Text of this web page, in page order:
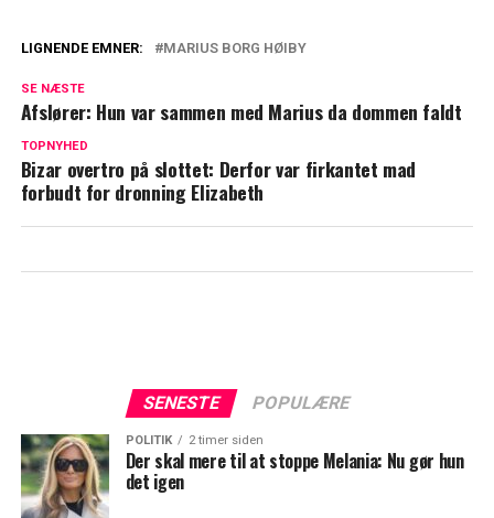
er flygtet ud af landet
gang efter sønnens skandale
LIGNENDE EMNER: MARIUS BORG HØIBY
SE NÆSTE
Afslører: Hun var sammen med Marius da dommen faldt
TOPNYHED
Bizar overtro på slottet: Derfor var firkantet mad
forbudt for dronning Elizabeth
SENESTE POPULÆRE
POLITIK 2 timer siden
Der skal mere til at stoppe Melania: Nu gør hun
det igen